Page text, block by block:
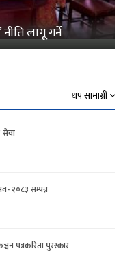
लागू गर्ने
थप सामाग्री
सेवा
२०८३ सम्पन्न
पत्रकरिता पुरस्कार